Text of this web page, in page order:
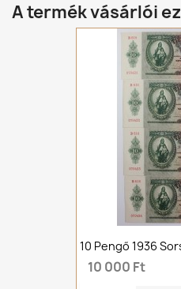
A termék vásárlói
10 Pengő 1936
10 000 Ft